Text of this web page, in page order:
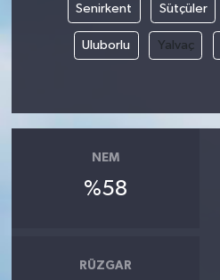
Senirkent Sütçüler
Uluborlu Yalvaç
NEM
%58
RÜZGAR